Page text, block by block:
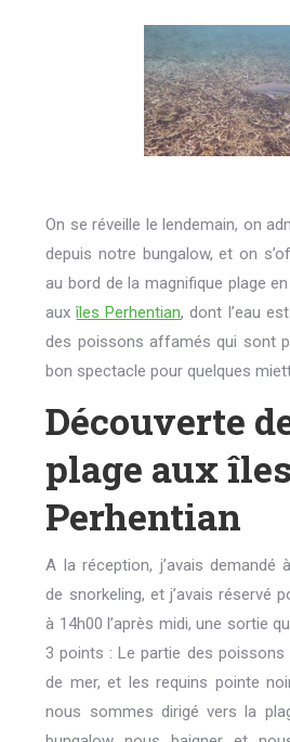
On se réveille le lendemain, on
depuis notre bungalow, et on
au bord de la magnifique plage
auxîles Perhentian, dont l’eau
des poissons affamés qui sont
bon spectacle pour quelques
Découverte
plage aux îles
Perhentian
A la réception, j’avais
de snorkeling, et j’avais réservé
à 14h00 l’après midi, une sortie
3 points : Le partie des
de mer, et les requins pointe
nous sommes dirigé vers la